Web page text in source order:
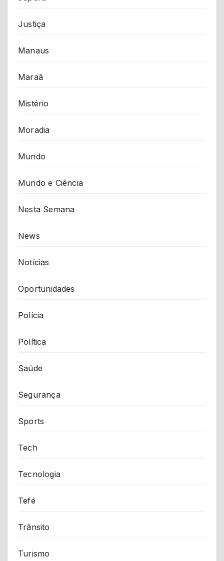
Justiça
Manaus
Maraã
Mistério
Moradia
Mundo
Mundo e Ciência
Nesta Semana
News
Notícias
Oportunidades
Polícia
Política
Saúde
Segurança
Sports
Tech
Tecnologia
Tefé
Trânsito
Turismo